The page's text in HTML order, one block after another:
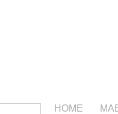
HOME